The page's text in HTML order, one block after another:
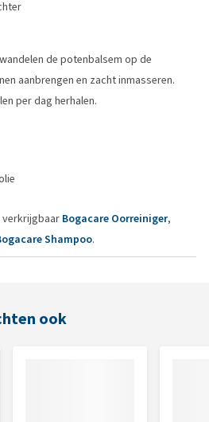
de potenbalsem op de
aanbrengen en zacht inmasseren.
per dag herhalen.
verkrijgbaar Bogacare Oorreiniger,
Shampoo.
ook